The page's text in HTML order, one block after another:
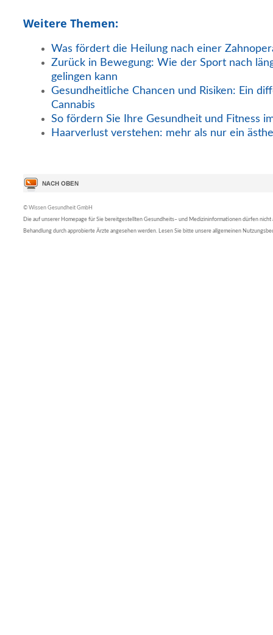
Weitere Themen:
Was fördert die Heilung nach einer
Zurück in Bewegung: Wie der Sport nach
gelingen kann
Gesundheitliche Chancen und Risiken: Ein
Cannabis
So fördern Sie Ihre Gesundheit und Fitness
Haarverlust verstehen: mehr als nur ein
© Wissen Gesundheit GmbH
Die auf unserer Homepage für Sie bereitgestellten Gesundheits– und Medizininformationen dürfen nicht
Behandlung durch approbierte Ärzte angesehen werden. Lesen Sie bitte unsere allgemeinen